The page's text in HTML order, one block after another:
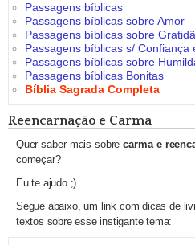
Passagens bíblicas
Passagens bíblicas sobre Amor
Passagens bíblicas sobre
Passagens bíblicas s/ Confiança
Passagens bíblicas sobre
Passagens bíblicas Bonitas
Bíblia Sagrada Completa
Reencarnação e Carma
Quer saber mais sobrecarma e
começar?
Eu te ajudo ;)
Segue abaixo, um link com dicas de
textos sobre esse instigante tema: